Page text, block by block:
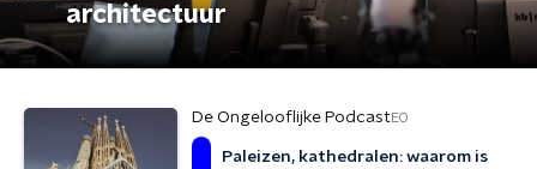
architectuur
De Ongelooflijke PodcastEO
Paleizen, kathedralen: waarom is